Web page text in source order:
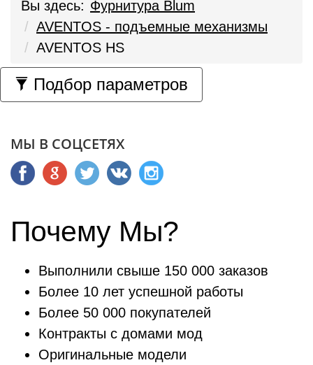
Вы здесь: Фурнитура Blum
AVENTOS - подъемные механизмы
AVENTOS HS
Подбор параметров
МЫ В СОЦСЕТЯХ
Почему Мы?
Выполнили свыше 150 000 заказов
Более 10 лет успешной работы
Более 50 000 покупателей
Контракты с домами мод
Оригинальные модели